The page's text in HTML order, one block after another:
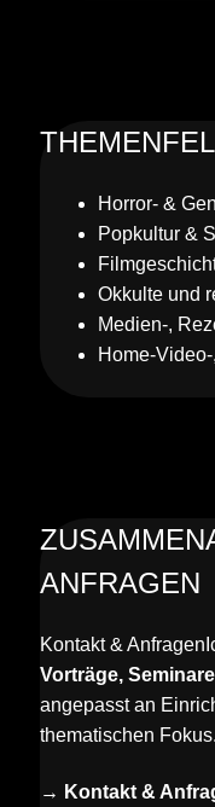
Horror- &
Popkultur &
Okkulte und
Medien-,
Home-
ANFRAGEN
Kontakt & Anfragen
Vorträge,
angepasst an
thematischen Fokus.
→ Kontakt &